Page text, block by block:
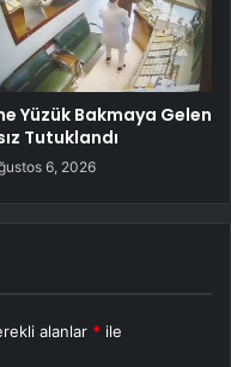
Yüzük Bakmaya Gelen
Tutuklandı
6, 2026
alanlar * ile